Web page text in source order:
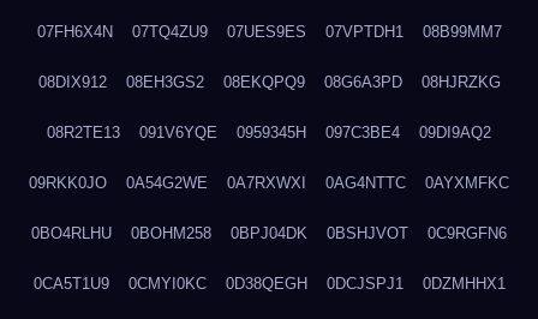
07FH6X4N 07TQ4ZU9 07UES9ES 07VPTDH1 08B99MM7
08DIX912 08EH3GS2 08EKQPQ9 08G6A3PD 08HJRZKG
08R2TE13 091V6YQE 0959345H 097C3BE4 09DI9AQ2
09RKK0JO 0A54G2WE 0A7RXWXI 0AG4NTTC 0AYXMFKC
0BO4RLHU 0BOHM258 0BPJ04DK 0BSHJVOT 0C9RGFN6
0CA5T1U9 0CMYI0KC 0D38QEGH 0DCJSPJ1 0DZMHHX1